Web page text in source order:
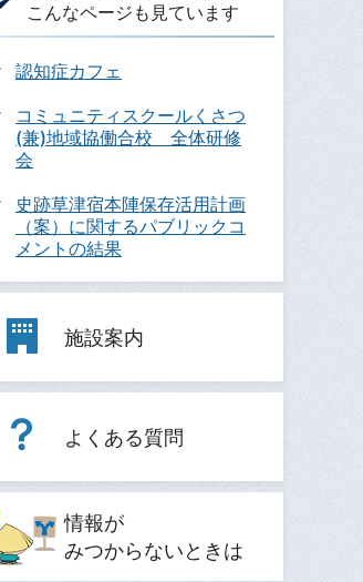
こんなページも見ています
認知症カフェ
コミュニティスクールくさつ
(兼)地域協働合校 全体研修
会
史跡草津宿本陣保存活用計画
（案）に関するパブリックコ
メントの結果
施設案内
よくある質問
情報が
みつからないときは